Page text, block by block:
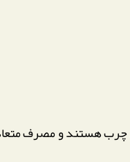
چرب هستند و مصرف